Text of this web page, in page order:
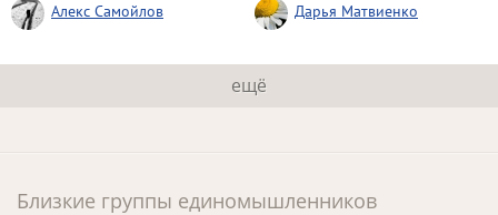
Алекс Самойлов Дарья Матвиенко
ещё
Близкие группы единомышленников